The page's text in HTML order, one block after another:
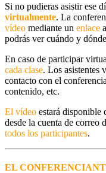
Si no pudieras asistir ese
virtualmente. La
vídeo mediante un enlace
podrás ver cuándo y
En caso de participar
cada clase. Los asistentes
contacto con el
contenido, etc.
El vídeo estará disponible
desde la cuenta de correo
todos los participantes.
EL